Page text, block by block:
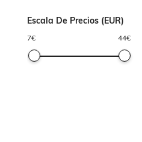
Escala De Precios (EUR)
7€ 44€